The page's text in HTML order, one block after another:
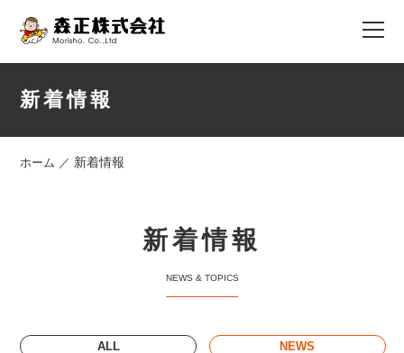
新着情報
ホーム ／ 新着情報
新着情報
ALL NEWS